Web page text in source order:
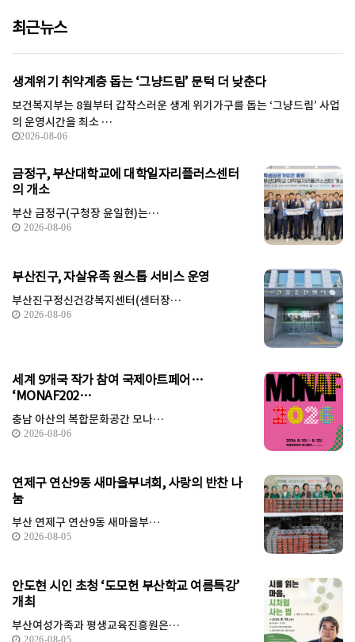
최근뉴스
생계위기 취약계층 돕는 ‘그냥드림’ 문턱 더 낮춘다
보건복지부는 8월부터 갑작스러운 생계 위기가구를 돕는 ‘그냥드림’ 사업
의 운영시간을 최소 …
2026-08-06
금정구, 부산대학교에 대학일자리플러스센터
의 개소
부산 금정구(구청장 윤일현)는…
2026-08-06
부산진구, 자살유족 원스톱 서비스 운영
부산진구정신건강복지센터(센터장…
2026-08-06
세계 9개국 작가 참여 국제아트페어…
‘MONAF202…
충남 아산의 복합문화공간 모나…
2026-08-06
연제구 연산9동 새마을부녀회, 사랑의 반찬 나
눔
부산 연제구 연산9동 새마을부…
2026-08-05
안도현 시인 초청 ‘도모헌 부산학교 여름특강’
개최
부산여성가족과 평생교육진흥원은…
2026-08-05